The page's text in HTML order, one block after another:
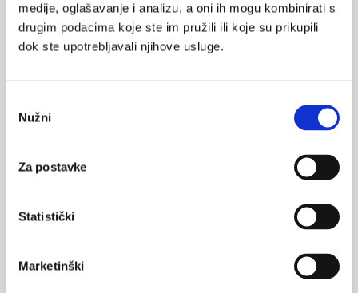
medije, oglašavanje i analizu, a oni ih mogu kombinirati s
drugim podacima koje ste im pružili ili koje su prikupili
dok ste upotrebljavali njihove usluge.
pristanka
Nužni
Za postavke
Statistički
Marketinški
Izvor: Vitamini.hr
pravilna prehrana
MI SE
1
POVRATAK
NA VRH